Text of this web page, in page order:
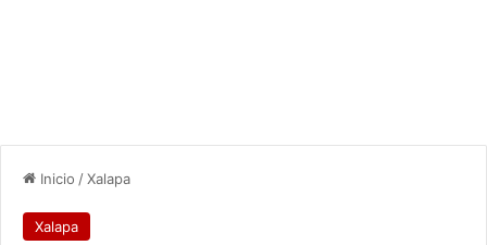
Inicio /Xalapa
Xalapa